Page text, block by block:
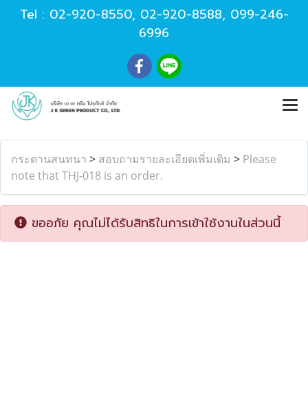
Tel : 02-920-8550, 02-920-8588, 099-246-
6996
กระดานสนทนา > สอบถามรายละเอียดเพิ่มเติม > Please
note that THJ-018 is an order.
ขออภัย คุณไม่ได้รับสิทธิในการเข้าใช้งานในส่วนนี้